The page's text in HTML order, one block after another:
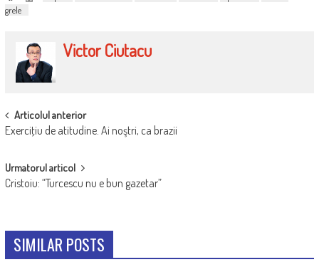
grele
Victor Ciutacu
POST
NAVIGATION
Articolul anterior
Exerciţiu de atitudine. Ai noştri, ca brazii
Urmatorul articol
Cristoiu: “Turcescu nu e bun gazetar”
SIMILAR POSTS